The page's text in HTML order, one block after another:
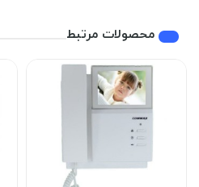
محصولات مرتبط